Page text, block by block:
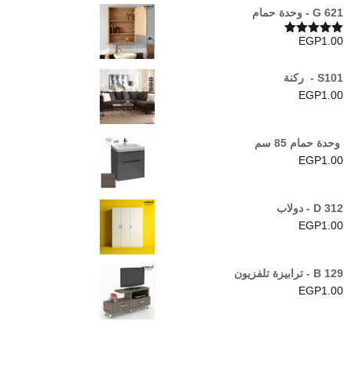
G 621 - وحدة حمام
تم التقييم
EGP1.00
S101 - ركنة
EGP1.00
وحدة حمام 85 سم
EGP1.00
D 312 - دولاب
EGP1.00
B 129 - ترابيزة تلفزيون
EGP1.00